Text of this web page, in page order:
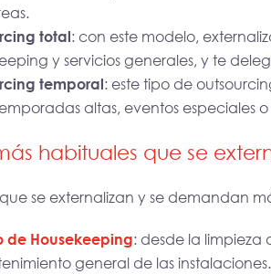
total: con este modelo,
y servicios generales, y te
temporal: este tipo de
altas, eventos especiales
habituales que se
que se externalizan y se demandan
de Housekeeping: desde la limpieza
general de las instalaciones.